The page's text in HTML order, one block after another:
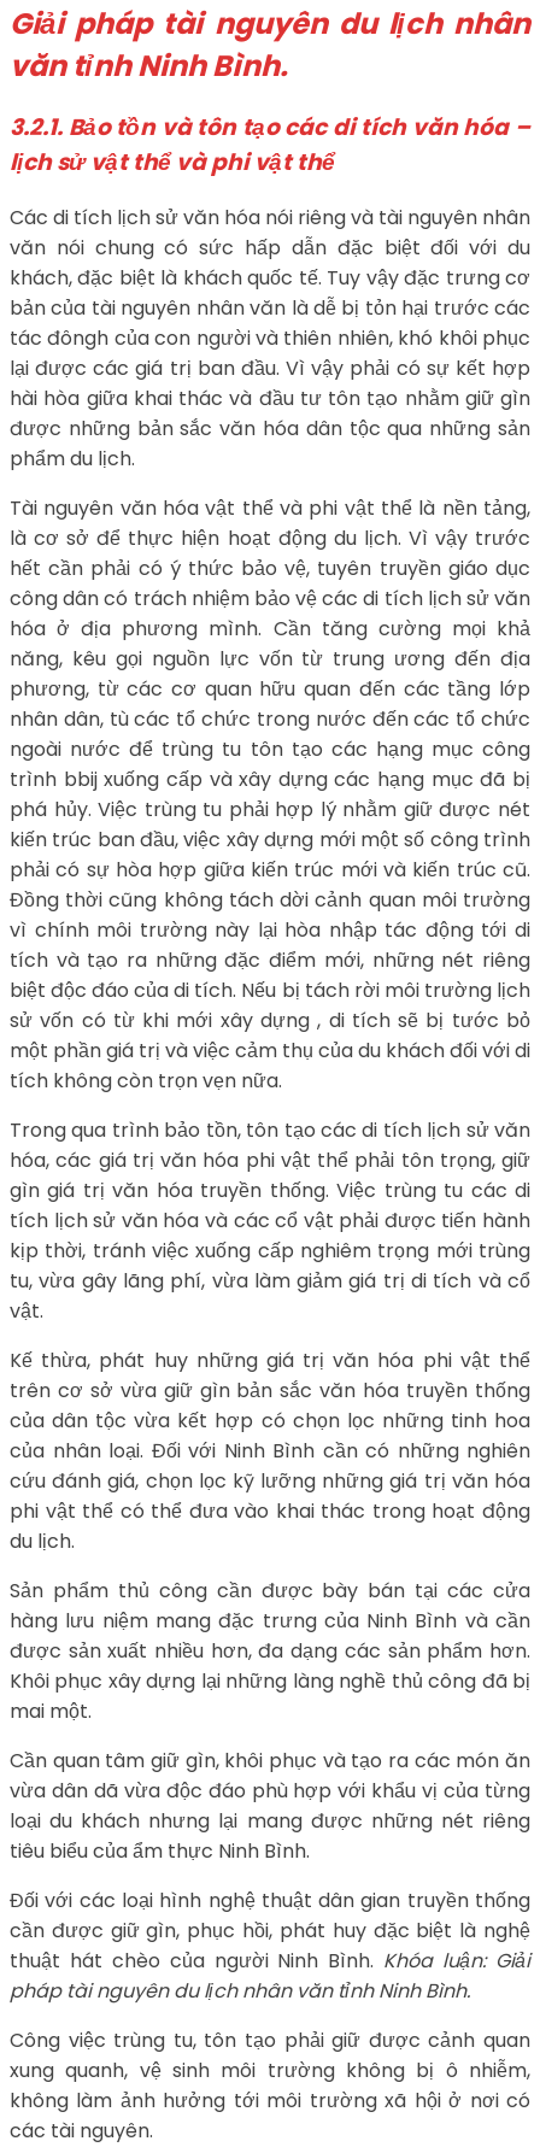
Giải pháp tài nguyên du lịch nhân
văn tỉnh Ninh Bình.
3.2.1. Bảo tồn và tôn tạo các di tích văn hóa –
lịch sử vật thể và phi vật thể
Các di tích lịch sử văn hóa nói riêng và tài nguyên nhân
văn nói chung có sức hấp dẫn đặc biệt đối với du
khách, đặc biệt là khách quốc tế. Tuy vậy đặc trưng cơ
bản của tài nguyên nhân văn là dễ bị tỏn hại trước các
tác đôngh của con người và thiên nhiên, khó khôi phục
lại được các giá trị ban đầu. Vì vậy phải có sự kết hợp
hài hòa giữa khai thác và đầu tư tôn tạo nhằm giữ gìn
được những bản sắc văn hóa dân tộc qua những sản
phẩm du lịch.
Tài nguyên văn hóa vật thể và phi vật thể là nền tảng,
là cơ sở để thực hiện hoạt động du lịch. Vì vậy trước
hết cần phải có ý thức bảo vệ, tuyên truyền giáo dục
công dân có trách nhiệm bảo vệ các di tích lịch sử văn
hóa ở địa phương mình. Cần tăng cường mọi khả
năng, kêu gọi nguồn lực vốn từ trung ương đến địa
phương, từ các cơ quan hữu quan đến các tầng lớp
nhân dân, tù các tổ chức trong nước đến các tổ chức
ngoài nước để trùng tu tôn tạo các hạng mục công
trình bbij xuống cấp và xây dựng các hạng mục đã bị
phá hủy. Việc trùng tu phải hợp lý nhằm giữ được nét
kiến trúc ban đầu, việc xây dựng mới một số công trình
phải có sự hòa hợp giữa kiến trúc mới và kiến trúc cũ.
Đồng thời cũng không tách dời cảnh quan môi trường
vì chính môi trường này lại hòa nhập tác động tới di
tích và tạo ra những đặc điểm mới, những nét riêng
biệt độc đáo của di tích. Nếu bị tách rời môi trường lịch
sử vốn có từ khi mới xây dựng , di tích sẽ bị tước bỏ
một phần giá trị và việc cảm thụ của du khách đối với di
tích không còn trọn vẹn nữa.
Trong qua trình bảo tồn, tôn tạo các di tích lịch sử văn
hóa, các giá trị văn hóa phi vật thể phải tôn trọng, giữ
gìn giá trị văn hóa truyền thống. Việc trùng tu các di
tích lịch sử văn hóa và các cổ vật phải được tiến hành
kịp thời, tránh việc xuống cấp nghiêm trọng mới trùng
tu, vừa gây lãng phí, vừa làm giảm giá trị di tích và cổ
vật.
Kế thừa, phát huy những giá trị văn hóa phi vật thể
trên cơ sở vừa giữ gìn bản sắc văn hóa truyền thống
của dân tộc vừa kết hợp có chọn lọc những tinh hoa
của nhân loại. Đối với Ninh Bình cần có những nghiên
cứu đánh giá, chọn lọc kỹ lưỡng những giá trị văn hóa
phi vật thể có thể đưa vào khai thác trong hoạt động
du lịch.
Sản phẩm thủ công cần được bày bán tại các cửa
hàng lưu niệm mang đặc trưng của Ninh Bình và cần
được sản xuất nhiều hơn, đa dạng các sản phẩm hơn.
Khôi phục xây dựng lại những làng nghề thủ công đã bị
mai một.
Cần quan tâm giữ gìn, khôi phục và tạo ra các món ăn
vừa dân dã vừa độc đáo phù hợp với khẩu vị của từng
loại du khách nhưng lại mang được những nét riêng
tiêu biểu của ẩm thực Ninh Bình.
Đối với các loại hình nghệ thuật dân gian truyền thống
cần được giữ gìn, phục hồi, phát huy đặc biệt là nghệ
thuật hát chèo của người Ninh Bình. Khóa luận: Giải
pháp tài nguyên du lịch nhân văn tỉnh Ninh Bình.
Công việc trùng tu, tôn tạo phải giữ được cảnh quan
xung quanh, vệ sinh môi trường không bị ô nhiễm,
không làm ảnh hưởng tới môi trường xã hội ở nơi có
các tài nguyên.